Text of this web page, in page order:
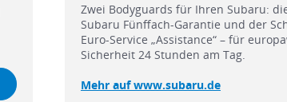
Zwei Bodyguards für Ihren Subaru:
Subaru Fünffach-Garantie und der
Euro-Service „Assistance“ – für
Sicherheit 24 Stunden am Tag.
Mehr auf www.subaru.de